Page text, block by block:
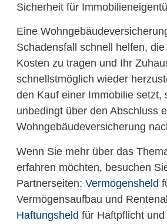
Sicherheit für
Eine
Schadensfall schnell helfen,
Kosten zu tragen und Ihr
schnellstmöglich wieder
den Kauf einer Immobilie setzt,
unbedingt über den Abschluss
Wohngebäudeversicherung
Wenn Sie mehr über das
erfahren möchten, besuchen
Partnerseiten: Vermögensheld
Vermögensaufbau und
Haftungsheld für Haftpflicht